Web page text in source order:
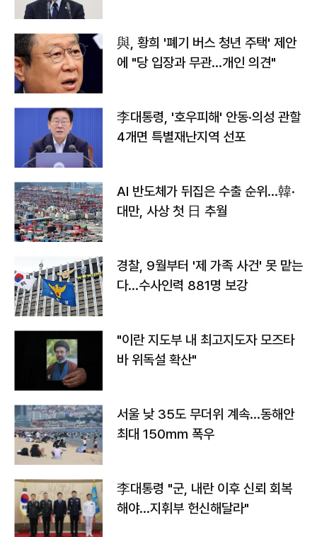
與, 황희 '폐기 버스 청년 주택' 제안
에 "당 입장과 무관…개인 의견"
李대통령, '호우피해' 안동·의성 관할
4개면 특별재난지역 선포
AI 반도체가 뒤집은 수출 순위…韓·
대만, 사상 첫 日 추월
경찰, 9월부터 '제 가족 사건' 못 맡는
다…수사인력 881명 보강
"이란 지도부 내 최고지도자 모즈타
바 위독설 확산"
서울 낮 35도 무더위 계속…동해안
최대 150㎜ 폭우
李대통령 "군, 내란 이후 신뢰 회복
해야…지휘부 헌신해달라"